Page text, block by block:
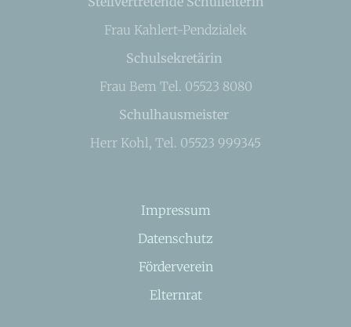
Frau Kahlert-Pendzialek
Schulsekretärin
Frau Bem Tel. 05523 8080
Schulhausmeister
Herr Kohl, Tel. 05523 999345
Impressum
Datenschutz
Förderverein
Elternrat